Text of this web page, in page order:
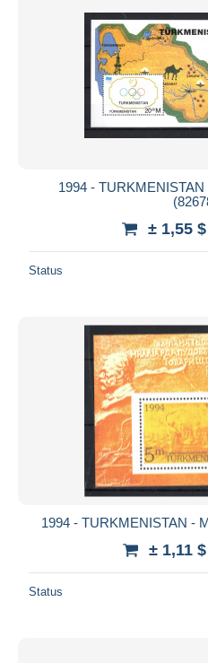
1994 -
± 1,55 $
Status
1994 - TURKMENISTAN -
± 1,11 $
Status